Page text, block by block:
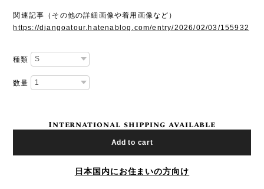
関連記事（その他の詳細画像や着用画像など）
https://djangoatour.hatenablog.com/entry/2026/02/03/155932
種類
数量
International shipping available
Add to cart
日本国内にお住まいの方向け